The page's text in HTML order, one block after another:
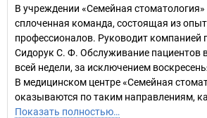
В учреждении «Семейная стоматология»
сплоченная команда, состоящая из
профессионалов. Руководит компанией
Сидорук С. Ф. Обслуживание пациентов
всей недели, за исключением
В медицинском центре «Семейная
оказываются по таким направлениям,
Показать полностью…